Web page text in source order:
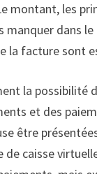
montant, les
manquer dans
la facture sont
la possibilité
et des
être
de caisse